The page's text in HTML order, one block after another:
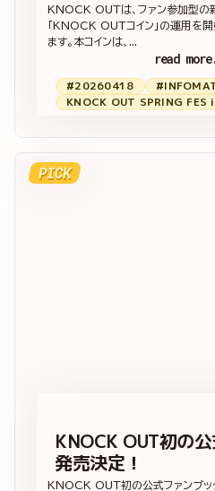
KNOCK OUTは、ファン参加型の
「KNOCK OUTコイン」の運用を
ます。本コインは、...
read
#20260418
KNOCK OUT SPRING FES
PICK
KNOCK OUT初の
発売決定！
KNOCK OUT初の公式ファンブ